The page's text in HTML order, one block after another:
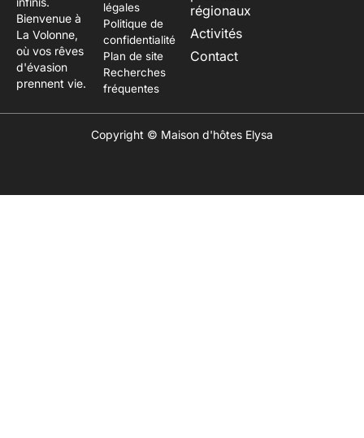
Bienvenue à
La Volonne,
où vos rêves
d'évasion
prennent vie.
légales
Politique de
confidentialité
Plan de site
Recherches
fréquentes
régionaux
Activités
Contact
Copyright © Maison d'hôtes Elysa